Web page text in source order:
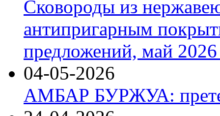
Сковороды из
антипригарным
предложений, май 2026
04-05-2026
АМБАР БУРЖУА: